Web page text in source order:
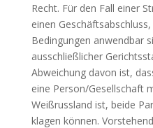
Recht. Für den Fall einer
einen
Bedingungen anwendbar
ausschließlicher
Abweichung davon ist,
eine Person/Gesellschaft
Weißrussland ist, beide
klagen können.